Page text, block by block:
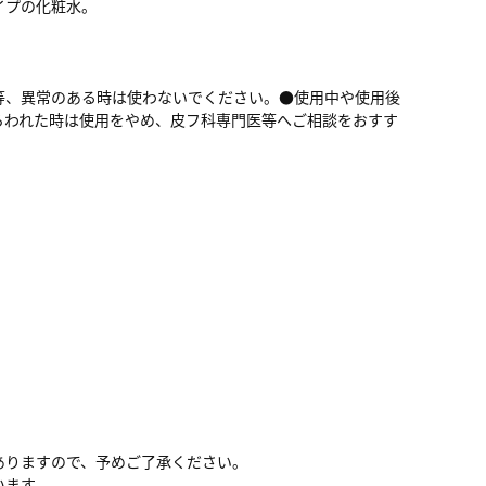
の化粧水。
異常のある時は使わないでください。●使用中や使用後
れた時は使用をやめ、皮フ科専門医等へご相談をおすす
ますので、予めご了承ください。